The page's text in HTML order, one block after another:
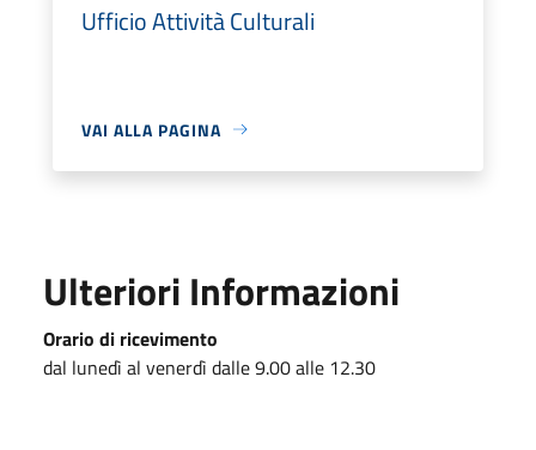
Ufficio Attività Culturali
VAI ALLA PAGINA
Ulteriori Informazioni
Orario di ricevimento
dal lunedì al venerdì dalle 9.00 alle 12.30